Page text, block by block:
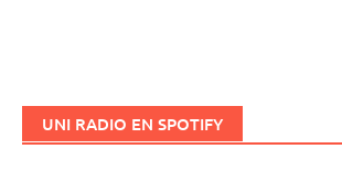
UNI RADIO EN SPOTIFY